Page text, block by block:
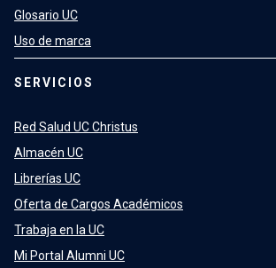
Glosario UC
Uso de marca
SERVICIOS
Red Salud UC Christus
Almacén UC
Librerías UC
Oferta de Cargos Académicos
Trabaja en la UC
Mi Portal Alumni UC